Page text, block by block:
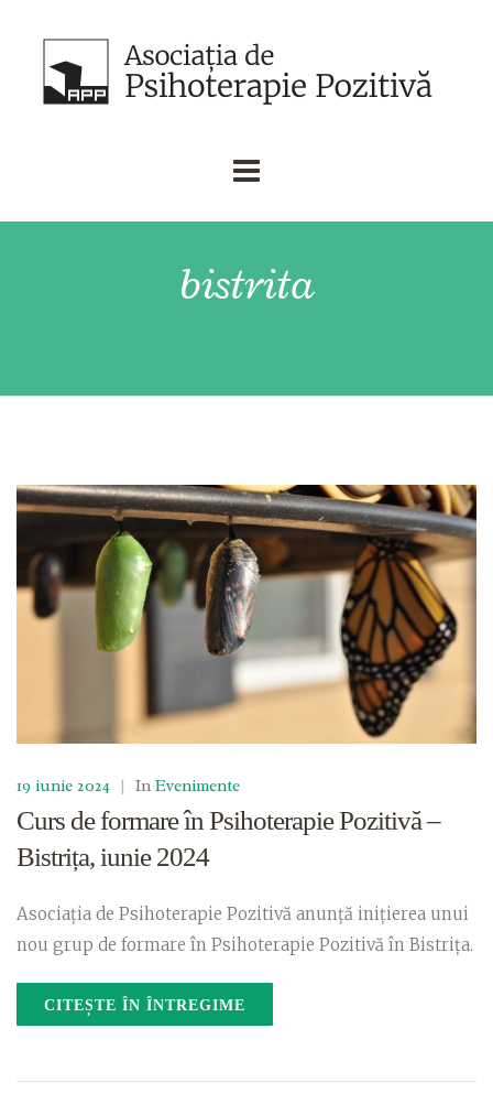
bistrita
19 iunie 2024 | In Evenimente
Curs de formare în Psihoterapie Pozitivă –
Bistrița, iunie 2024
Asociația de Psihoterapie Pozitivă anunță inițierea unui
nou grup de formare în Psihoterapie Pozitivă în Bistrița.
CITEȘTE ÎN ÎNTREGIME